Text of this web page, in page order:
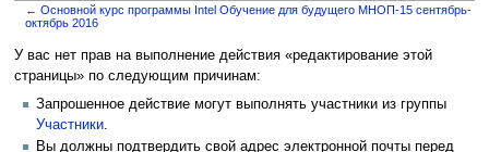
←Основной курс программы Intel Обучение для будущего МНОП-15 сентябрь-
октябрь 2016
Перейти
к
навигации
Перейти
к
поиску
У вас нет прав на выполнение действия «редактирование этой
страницы» по следующим причинам:
Запрошенное действие могут выполнять участники из группы
Участники
Вы должны подтвердить свой адрес электронной почты перед